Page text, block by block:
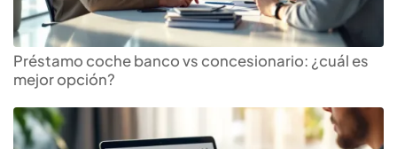
Préstamo coche banco vs concesionario: ¿cuál es
mejor opción?